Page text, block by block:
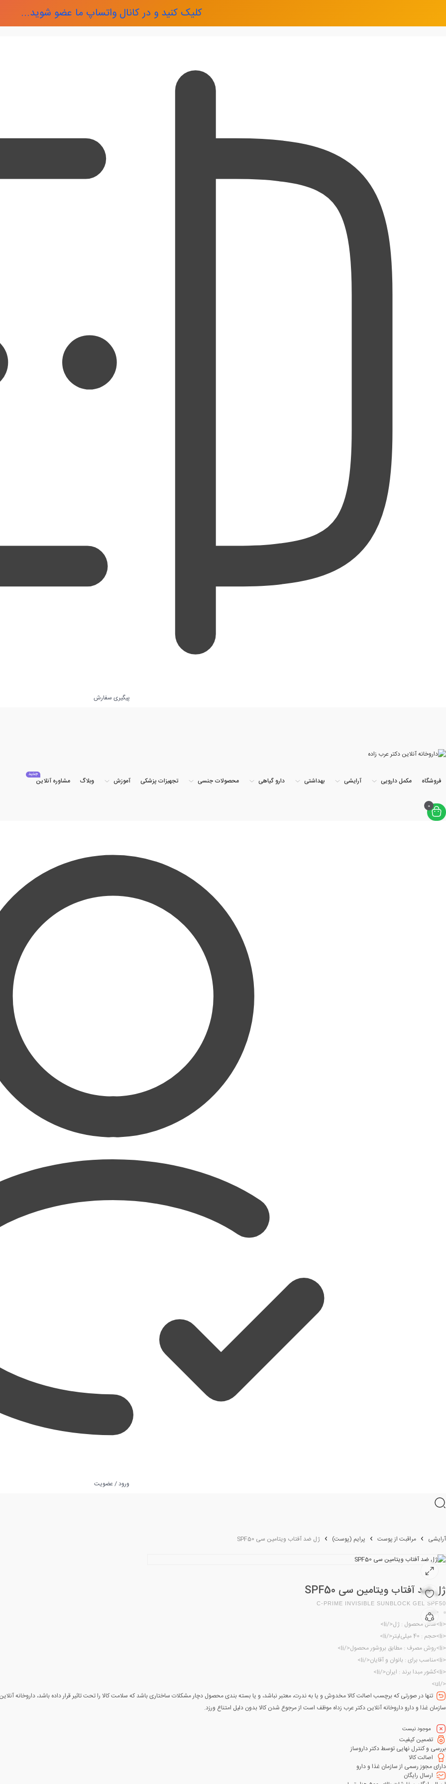
کلیک کنید و در کانال واتساپ ما عضو شوید...
پیگیری سفارش
فروشگاه مکمل دارویی آرایشی بهداشتی دارو گیاهی محصولات جنسی تجهیزات پزشکی آموزش وبلاگ مشاوره آنلاین
جدید
0
ورود / عضویت
آرایشی مراقبت از پوست پرایم (پوست) ژل ضد آفتاب ویتامین سی SPF50
ژل ضد آفتاب ویتامین سی SPF50
C-PRIME INVISIBLE SUNBLOCK GEL SPF50
<ul>
<li>شکل محصول : ژل</li>
<li>حجم : 40 میلی‌لیتر</li>
<li>روش مصرف : مطابق بروشور محصول</li>
<li>مناسب برای : بانوان و آقایان</li>
<li>کشور مبدا برند : ایران</li>
</ul>
تنها در صورتی که برچسب اصالت کالا مخدوش و یا به ندرت، معتبر نباشد، و یا بسته بندی محصول دچار مشکلات ساختاری باشد که سلامت کالا را تحت تاثیر قرار داده باشد، داروخانه
سازمان غذا و دارو داروخانه آنلاین دکتر عرب زداه موظف است از مرجوع شدن کالا بدون دلیل امتناع ورزد.
موجود نیست
تضمین کیفیت
بررسی و کنترل نهایی توسط دکتر داروساز
اصالت کالا
دارای مجوز رسمی از سازمان غذا و دارو
ارسال رایگان